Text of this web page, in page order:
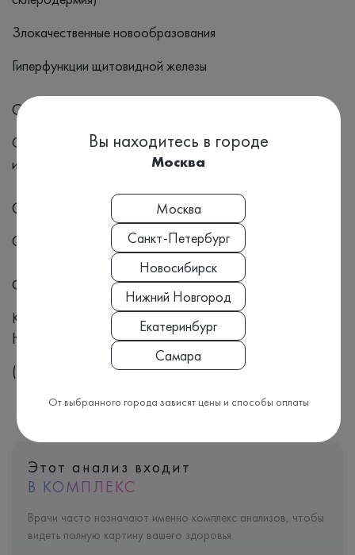
Злокачественные новообразования
Гиперфункции щитовидной железы
Симптомы
Отеки Снижение иммунитета(повышенная уязвимость к
инфекциям) Усталость Слабость Снижение веса
Синонимы
Общий белок, Биохимия, Альбумины, Глобулины
Формат выдачи результата
Количественный
Номенклатура МЗ РФ, Приказ №804н:
(A09.05.010)
Этот анализ входит
В КОМПЛЕКС
Врачи часто назначают именно комплекс анализов, чтобы
видеть полную картину вашего здоровья.
Вы находитесь в городе
Москва
Москва
Санкт-Петербург
Новосибирск
Нижний Новгород
Екатеринбург
Самара
От выбранного города зависят цены и способы оплаты